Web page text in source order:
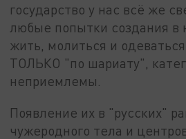
государство у нас всё же
любые попытки создания в
жить, молиться и
ТОЛЬКО "по шариату",
неприемлемы.
Появление их в "русских"
чужеродного тела и